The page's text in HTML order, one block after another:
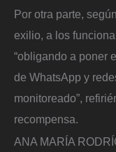
Por otra parte,
exilio, a los
“obligando a poner
de WhatsApp y
monitoreado”,
recompensa.
ANA MARÍA